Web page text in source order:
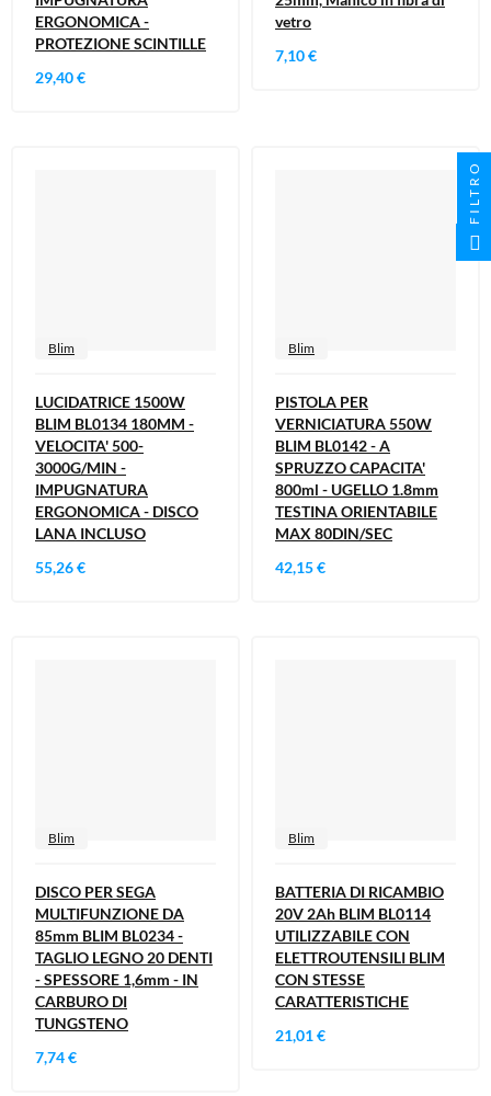
ERGONOMICA -
PROTEZIONE SCINTILLE
29,40 €
vetro
7,10 €
Blim
LUCIDATRICE 1500W
BLIM BL0134 180MM -
VELOCITA' 500-
3000G/MIN -
IMPUGNATURA
ERGONOMICA - DISCO
LANA INCLUSO
55,26 €
Blim
PISTOLA PER
VERNICIATURA 550W
BLIM BL0142 - A
SPRUZZO CAPACITA'
800ml - UGELLO 1.8mm
TESTINA ORIENTABILE
MAX 80DIN/SEC
42,15 €
Blim
DISCO PER SEGA
MULTIFUNZIONE DA
85mm BLIM BL0234 -
TAGLIO LEGNO 20 DENTI
- SPESSORE 1,6mm - IN
CARBURO DI
TUNGSTENO
7,74 €
Blim
BATTERIA DI RICAMBIO
20V 2Ah BLIM BL0114
UTILIZZABILE CON
ELETTROUTENSILI BLIM
CON STESSE
CARATTERISTICHE
21,01 €
FILTRO